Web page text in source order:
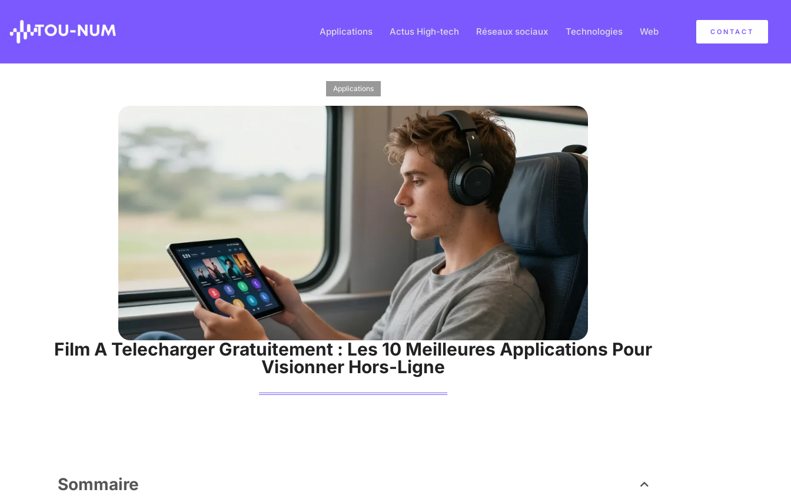
Applications Actus High-tech Réseaux sociaux Technologies Web CONTACT
Applications
Film A Telecharger Gratuitement : Les 10 Meilleures Applications Pour
Visionner Hors-Ligne
Sommaire